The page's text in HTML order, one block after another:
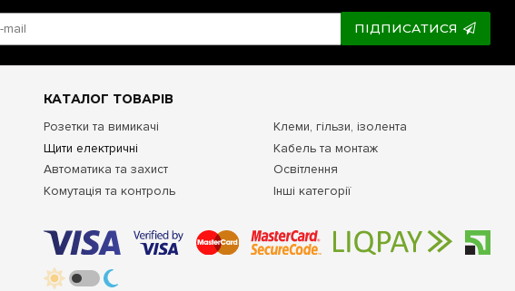
ПІДПИСАТИСЯ
КАТАЛОГ ТОВАРІВ
Розетки та вимикачі
Щити електричні
Автоматика та захист
Комутація та контроль
Клеми, гільзи, ізолента
Кабель та монтаж
Освітлення
Інші категорії